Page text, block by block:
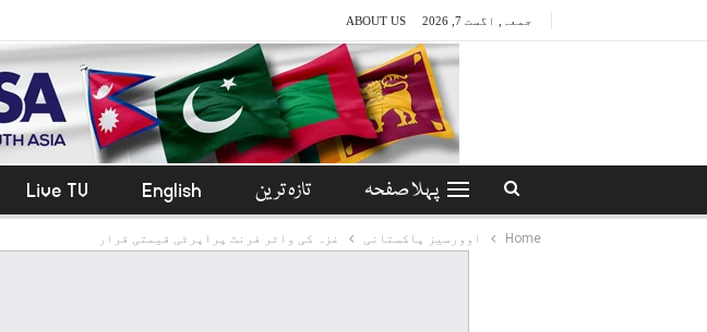
جمعہ, اگست 7, 2026 ABOUT US
پہلا صفحہ تازہ ترین English
Live TV
Home اوورسیز پاکستانی غزہ کی واٹر فرنٹ پراپرٹی قیمتی قرار